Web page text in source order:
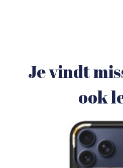
Je vindt
ook